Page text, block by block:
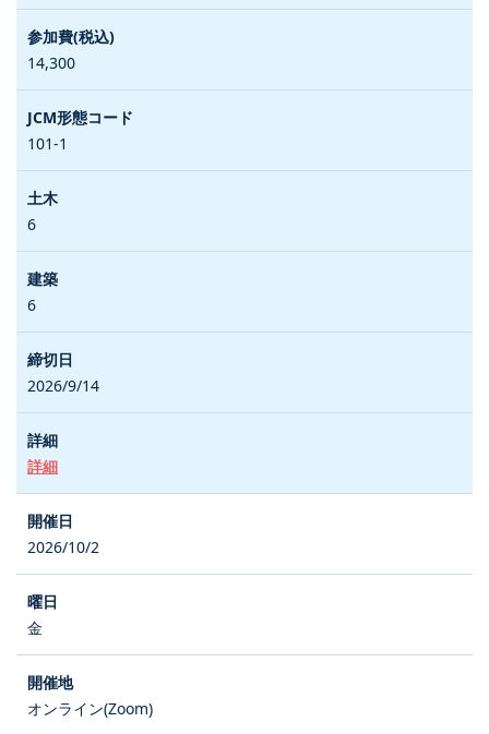
14,300
101-1
6
6
2026/9/14
詳細
2026/10/2
金
オンライン(Zoom)